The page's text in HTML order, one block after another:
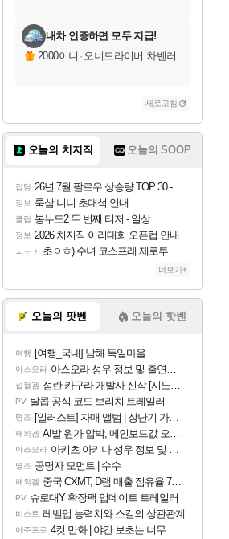
내차 인증하면 모두 지급!
2000이니 · 오너드라이버 차벤러
새로고침
오늘의 치지직 오늘의 SOOP
잡담 26년 7월 팔로우 상승량 TOP 30 - 월간 치지직
정보 룩삼 니니 초대석 안내
클립 봉누도2 두 번째 티저 - 일상
정보 2026 치지직 이리대회 오픈컵 안내
ㅗㅜㅑ 초ㅇㅎ) 수녀 코스프레 제로투
더보기+
오늘의 팟벤 오늘의 핫벤
여행 [여행_국내] 남해 독일마을
아스오라 아스오라 성우 정보 및 출연작 모음
섭컬겜 섬란 카구라 개발사 신작 [시노비 넥서스] 연내 출시 예정
PV 탈콥 공식 코드 브리치 트레일러
명조 [일러스트] 자매 앨범 | 장난기 가득한 오후의 공원 (리메이크판)
해외겜 AI발 원가 압박, 메인보드값 오르나
아스오라 아키츠 아키나 성우 정보 및 주요 필모
명조 공명자 모먼트 | 수수
해외겜 중국 CXMT, D램 매출 점유율 7%…글로벌 4위로 부상
PV 슈로대Y 확장팩 업데이트 트레일러
비스트 레벨업 능력치와 스킬의 상관관계
아주프로 4컷 만화 | 야간 보초는 너무 힘들어